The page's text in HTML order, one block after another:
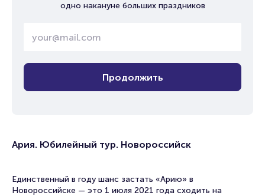
одно накануне больших праздников
Продолжить
Ария. Юбилейный тур. Новороссийск
Единственный в году шанс застать «Арию» в
Новороссийске — это 1 июля 2021 года сходить на